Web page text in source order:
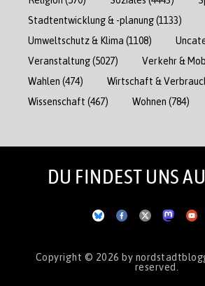
Stadtentwicklung & -planung(1133)
Umweltschutz & Klima (1108)
Veranstaltung(5027) Verkehr &
Wahlen (474) Wirtschaft &
Wissenschaft (467) Wohnen (784)
DU FINDEST UNS
Copyright © 2026 by
reserved.